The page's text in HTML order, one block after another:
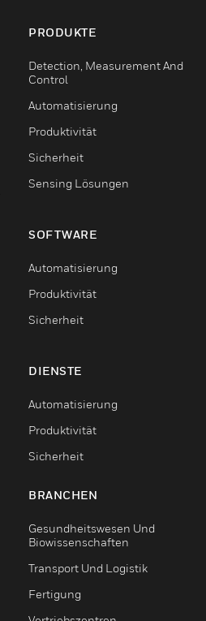
PRODUKTE
Detection, Measurement And
Control
Automatisierung
Produktivität
Sicherheit
Sensing Lösungen
SOFTWARE
Automatisierung
Produktivität
Sicherheit
DIENSTE
Automatisierung
Produktivität
Sicherheit
BRANCHEN
Gesundheitswesen Und
Biowissenschaften
Transport Und Logistik
Fertigung